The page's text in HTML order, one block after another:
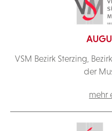
VSM Bezirk Sterzing,
der
mehr